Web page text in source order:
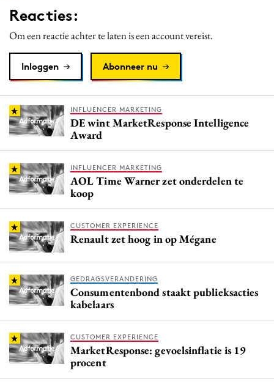
PR
Programmatic
Reputatie & crisis
Reacties:
Om een reactie achter te laten is een account vereist.
Inloggen Abonneer nu
INFLUENCER MARKETING
DE wint MarketResponse Intelligence
Award
INFLUENCER MARKETING
AOL Time Warner zet onderdelen te
koop
CUSTOMER EXPERIENCE
Renault zet hoog in op Mégane
GEDRAGSVERANDERING
Consumentenbond staakt publieksacties
kabelaars
CUSTOMER EXPERIENCE
MarketResponse: gevoelsinflatie is 19
procent